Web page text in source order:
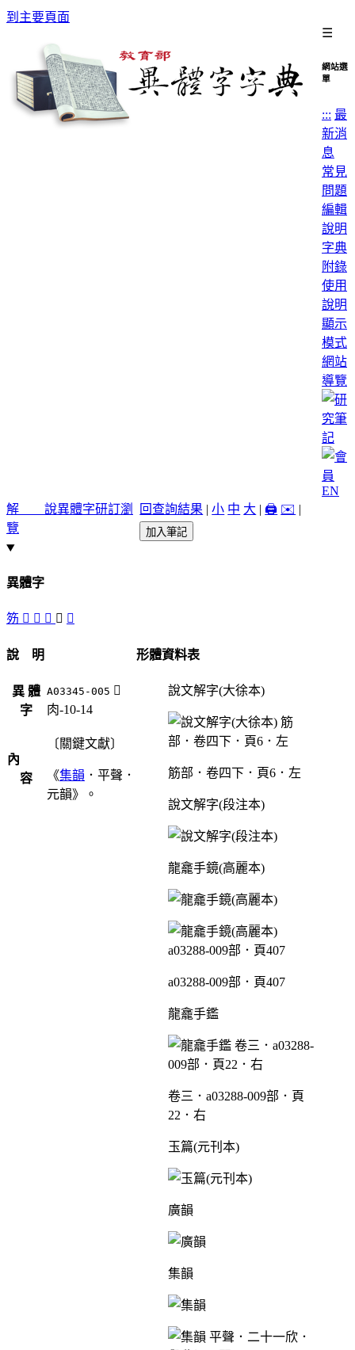
到主要頁面
☰
網站選
單
::: 最
新消
息
常見
問題
編輯
說明
字典
附錄
使用
說明
顯示
模式
網站
導覽
EN
解 說異體字研訂瀏
覽
回查詢結果 |小 中 大 |🖨️ ✉️ |
加入筆記
異體字
䇟 󴲶 󴲹 󴲷 󴲸 𦞬
說 明
異 體
字
A03345-005 󴲸
肉-10-14
內
容
〔關鍵文獻〕
《集韻 ．平聲．
元韻》。
形體資料表
說文解字(大徐本)
筋部．卷四下．頁6．左
說文解字(段注本)
龍龕手鏡(高麗本)
a03288-009部．頁407
龍龕手鑑
卷三．a03288-009部．頁
22．右
玉篇(元刊本)
廣韻
集韻